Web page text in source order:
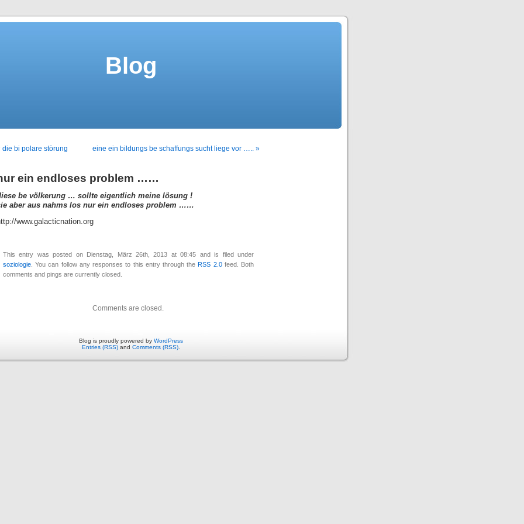
Blog
die bi polare störung eine ein bildungs be schaffungs sucht liege vor ….. »
ein endloses problem ……
be völkerung … sollte eigentlich meine lösung !
aber aus nahms los nur ein endloses problem ……
www.galacticnation.org
This entry was posted on Dienstag, März 26th, 2013 at 08:45 and is filed under
soziologie . You can follow any responses to this entry through theRSS 2.0feed. Both
comments and pings are currently closed.
Comments are closed.
Blog is proudly powered by WordPress
Entries (RSS) and Comments (RSS)